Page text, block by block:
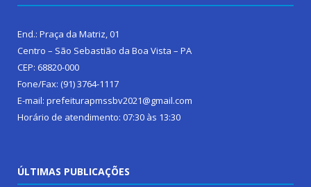
End.: Praça da Matriz, 01
Centro – São Sebastião da Boa Vista – PA
CEP: 68820-000
Fone/Fax: (91) 3764-1117
E-mail: prefeiturapmssbv2021@gmail.com
Horário de atendimento: 07:30 às 13:30
ÚLTIMAS PUBLICAÇÕES